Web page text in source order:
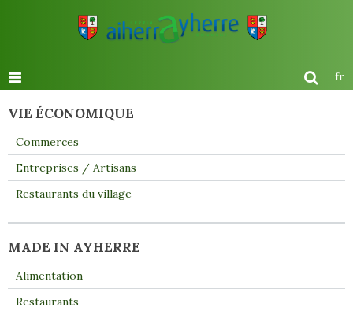
fr
VIE ÉCONOMIQUE
Commerces
Entreprises / Artisans
Restaurants du village
MADE IN AYHERRE
Alimentation
Restaurants